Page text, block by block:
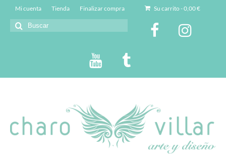
Mi cuenta Tienda Finalizar compra Su carrito -0,00€
Buscar
por: